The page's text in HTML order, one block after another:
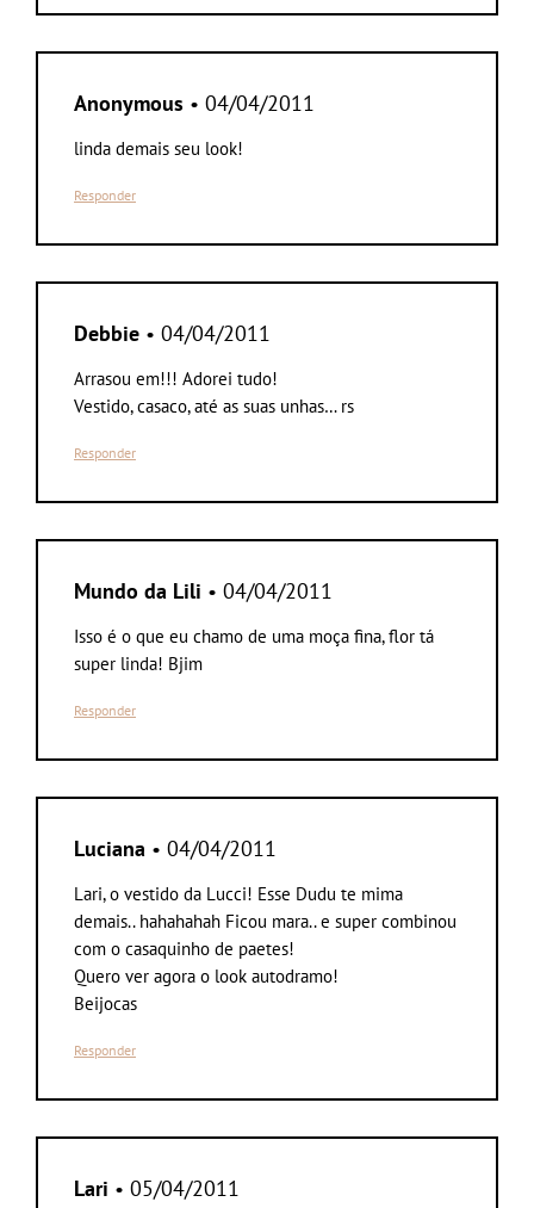
Anonymous • 04/04/2011
linda demais seu look!
Responder
Debbie • 04/04/2011
Arrasou em!!! Adorei tudo!
Vestido, casaco, até as suas unhas… rs
Responder
Mundo da Lili • 04/04/2011
Isso é o que eu chamo de uma moça fina, flor tá
super linda! Bjim
Responder
Luciana • 04/04/2011
Lari, o vestido da Lucci! Esse Dudu te mima
demais.. hahahahah Ficou mara.. e super combinou
com o casaquinho de paetes!
Quero ver agora o look autodramo!
Beijocas
Responder
Lari • 05/04/2011